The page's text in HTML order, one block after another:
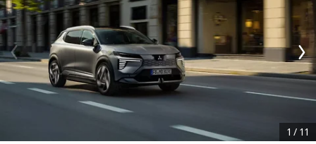
1 / 11